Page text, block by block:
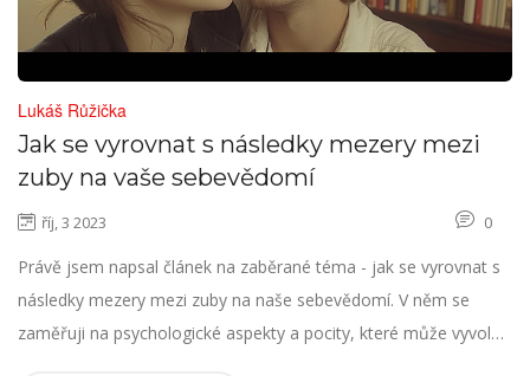
Lukáš Růžička
Jak se vyrovnat s následky mezery mezi
zuby na vaše sebevědomí
říj, 3 2023 0
Právě jsem napsal článek na zaběrané téma - jak se vyrovnat s
následky mezery mezi zuby na naše sebevědomí. V něm se
zaměřuji na psychologické aspekty a pocity, které může vyvolat